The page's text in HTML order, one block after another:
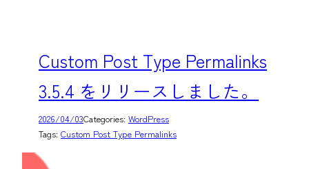
Custom Post Type Permalinks
3.5.4 をリリースしました。
2026/04/03Categories: WordPress
Tags: Custom Post Type Permalinks